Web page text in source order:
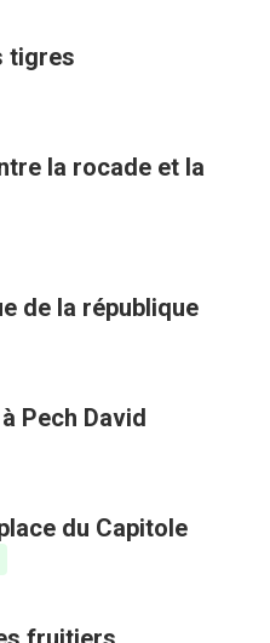
tigres
la rocade et la
de la république
Pech David
du Capitole